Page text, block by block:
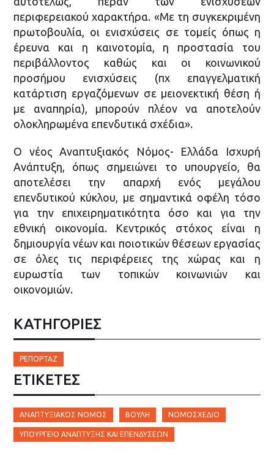
περιφερειακού χαρακτήρα. «Με τη συγκεκριμένη
πρωτοβουλία, οι ενισχύσεις σε τομείς όπως η
έρευνα και η καινοτομία, η προστασία του
περιβάλλοντος καθώς και οι κοινωνικού
προσήμου ενισχύσεις (πχ επαγγελματική
κατάρτιση εργαζόμενων σε μειονεκτική θέση ή
με αναπηρία), μπορούν πλέον να αποτελούν
ολοκληρωμένα επενδυτικά σχέδια».
Ο νέος Αναπτυξιακός Νόμος- Ελλάδα Ισχυρή
Ανάπτυξη, όπως σημειώνει το υπουργείο, θα
αποτελέσει την απαρχή ενός μεγάλου
επενδυτικού κύκλου, με σημαντικά οφέλη τόσο
για την επιχειρηματικότητα όσο και για την
εθνική οικονομία. Κεντρικός στόχος είναι η
δημιουργία νέων και ποιοτικών θέσεων εργασίας
σε όλες τις περιφέρειες της χώρας και η
ευρωστία των τοπικών κοινωνιών και
οικονομιών.
ΚΑΤΗΓΟΡΙΕΣ
ΡΕΠΟΡΤΆΖ
ΕΤΙΚΈΤΕΣ
ΑΝΑΠΤΥΞΙΑΚΌΣ ΝΌΜΟΣ ΒΟΥΛΉ ΝΟΜΟΣΧΈΔΙΟ
ΥΠΟΥΡΓΕΊΟ ΑΝΆΠΤΥΞΗΣ ΚΑΙ ΕΠΕΝΔΎΣΕΩΝ